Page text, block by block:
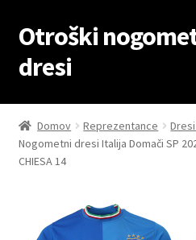
Skip
to
navigation
Skip
to
content
Otroški
dresi
Domov
Blog
Košarica
Domov Reprezentance
Nogometni dresi Italija Domači SP
CHIESA 14